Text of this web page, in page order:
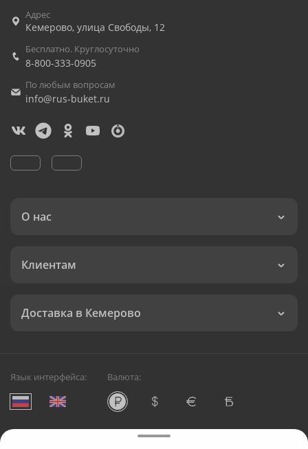
Адрес
Кемерово, улица Свободы, 12
Бесплатно. Круглосуточно
8-800-333-0905
По любым вопросам
info@rus-buket.ru
О нас
Клиентам
Доставка в Кемерово
Язык интерфейса: Валюта:
Служба круглосуточной доставки цветов в Кемерово